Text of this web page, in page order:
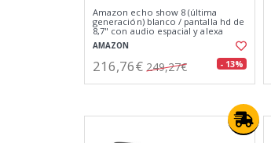
Amazon echo show 8 (última
generación) blanco / pantalla hd de
8,7" con audio espacial y alexa
AMAZON
216,76€ 249,27€ - 13%